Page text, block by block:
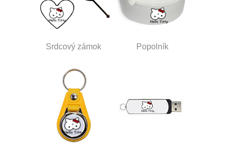
Srdcový zámok Popolník